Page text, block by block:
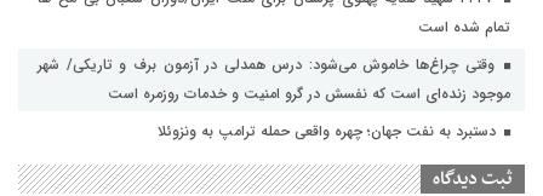
تمام شده است
وقتی چراغ‌ها خاموش می‌شود: درس همدلی در آزمون برف و تاریکی/ شهر
موجود زنده‌ای است که نفسش در گرو امنیت و خدمات روزمره است
دستبرد به نفت جهان؛ چهره واقعی حمله ترامپ به ونزوئلا
ثبت دیدگاه